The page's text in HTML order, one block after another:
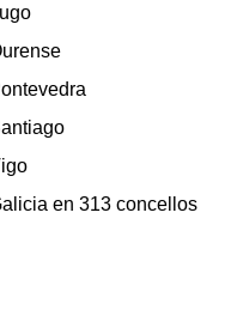
en 313 concellos